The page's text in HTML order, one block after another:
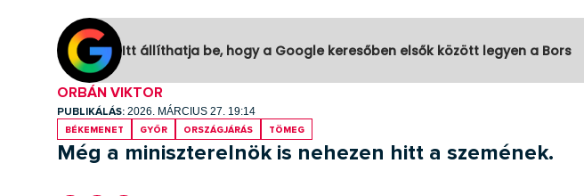
Itt állíthatja be, hogy a Google keresőben elsők között legyen a Bors
ORBÁN VIKTOR
PUBLIKÁLÁS: 2026. MÁRCIUS 27. 19:14
Békemenet
Győr országjárás tömeg
Még a miniszterelnök is nehezen hitt a szemének.